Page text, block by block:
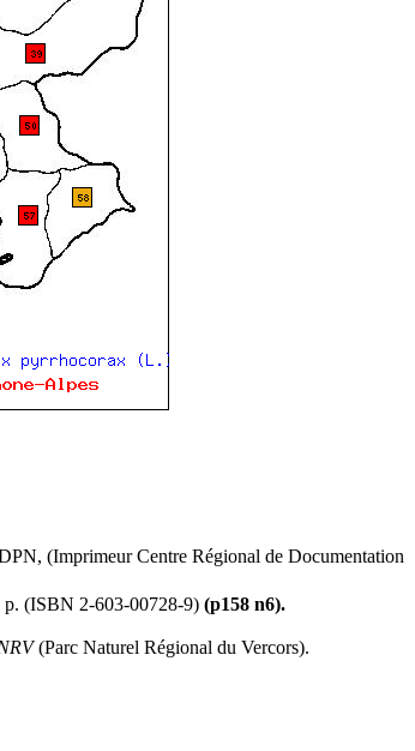
(Imprimeur Centre Régional de Documentation
p. (ISBN 2-603-00728-9) (p158 n6).
(Parc Naturel Régional du Vercors).